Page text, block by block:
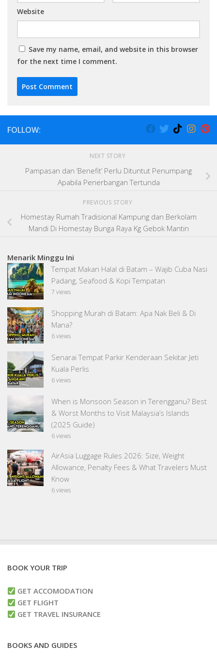
Website
Save my name, email, and website in this browser
for the next time I comment.
FOLLOW:
NEXT STORY
Pampasan dan ‘Benefit’ Perlu Dituntut Penumpang
Apabila Penerbangan Tertunda
PREVIOUS STORY
Homestay Rumah Tradisional Kampung dan Berkolam
Mandi Di Homestay Bunga Raya Kg Gebok Mantin
Menarik Minggu Ini
Tempat Makan Halal di Batam – Wajib Cuba Nasi
Padang, Seafood & Kopi Tempatan
7 views
Shopping Murah di Batam: Apa Nak Beli & Di
Mana?
6 views
Senarai Tempat Parkir Kenderaan Sekitar Jeti
Kuala Perlis
6 views
When is Monsoon Season in Terengganu? Best
& Worst Months to Visit Malaysia’s Islands
(2025 Guide)
6 views
AirAsia Luggage Rules 2026: Size, Weight
Allowance, Penalty Fees & What Travelers Must
Know
6 views
BOOK YOUR TRIP
GET ACCOMODATION
GET FLIGHT
GET TRAVEL INSURANCE
BOOKS AND GUIDES